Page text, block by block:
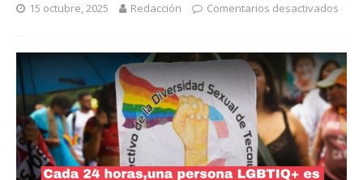
15 octubre, 2025 Redacción Comentarios desactivados